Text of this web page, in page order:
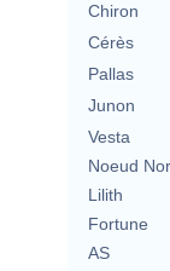
Chiron
Cérès
Pallas
Junon
Vesta
Noeud
Lilith
Fortune
AS